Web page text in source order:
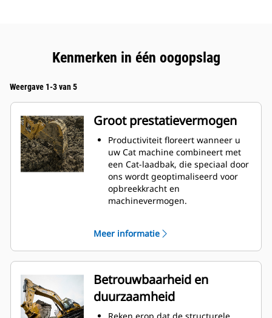
Kenmerken in één oogopslag
Weergave 1-3 van 5
Groot prestatievermogen
Productiviteit floreert wanneer u
uw Cat machine combineert met
een Cat-laadbak, die speciaal door
ons wordt geoptimaliseerd voor
opbreekkracht en
machinevermogen.
materiaalstroom in de laadbak. De
extra ruimte voor de hiel zorgt
ervoor dat de bodem van de
laadbak niet blijft slepen,
waardoor de onderhoudskosten
worden verminderd.
Het brandstofverbruik is het
Meer informatie
Betrouwbaarheid en
duurzaamheid